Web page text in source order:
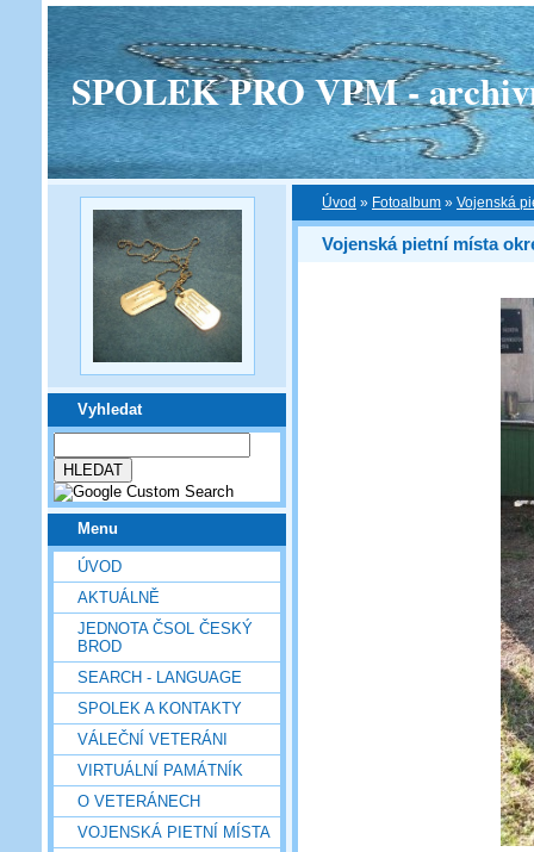
SPOLEK PRO VPM -
Vyhledat
Menu
ÚVOD
AKTUÁLNĚ
JEDNOTA ČSOL ČESKÝ
BROD
SEARCH - LANGUAGE
SPOLEK A KONTAKTY
VÁLEČNÍ VETERÁNI
VIRTUÁLNÍ PAMÁTNÍK
O VETERÁNECH
VOJENSKÁ PIETNÍ MÍSTA
Úvod » Fotoalbum » Vojenská
Vojenská pietní místa